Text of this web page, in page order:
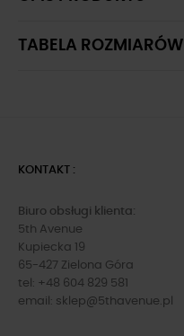
TABELA ROZMIARÓW
KONTAKT :
Biuro obsługi klienta:
5th Avenue
Kupiecka 19
65-427 Zielona Góra
tel: +48 604 829 581
email: sklep@5thavenue.pl